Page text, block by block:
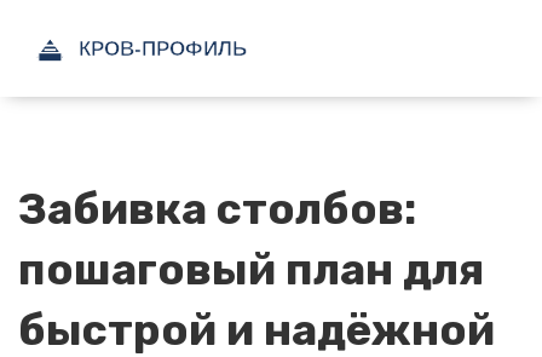
Забивка столбов:
пошаговый план для
быстрой и надёжной